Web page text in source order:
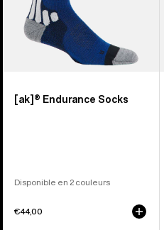
[ak]® Endurance Socks
Disponible en 2 couleurs
€44,00